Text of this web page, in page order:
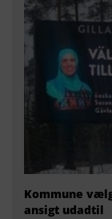
Kommune
ansigt udadtil